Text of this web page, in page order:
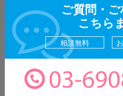
ご質問・ご
こちら
相談無料